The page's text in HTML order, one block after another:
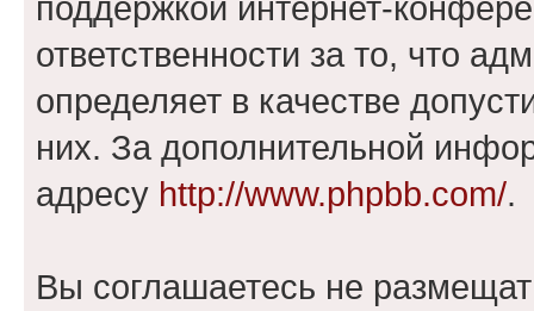
ответственности за то, что
определяет в качестве
них. За дополнительной
адресу http://www.phpbb.com/.
Вы соглашаетесь не